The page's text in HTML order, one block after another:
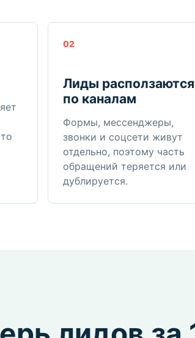
02
Лиды расползаются
по каналам
Формы, мессенджеры,
звонки и соцсети живут
отдельно, поэтому часть
обращений теряется или
дублируется.